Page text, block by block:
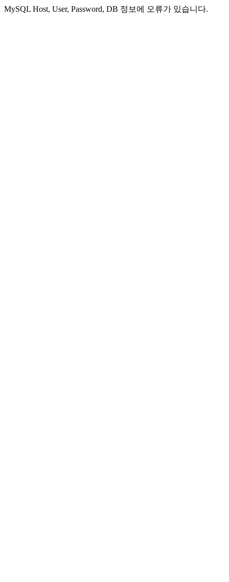
MySQL Host, User, Password, DB 정보에 오류가 있습니다.